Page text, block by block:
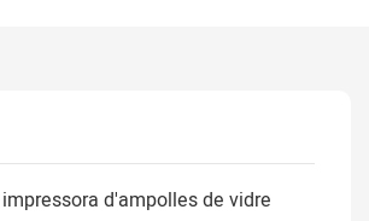
d'ampolles de vidre